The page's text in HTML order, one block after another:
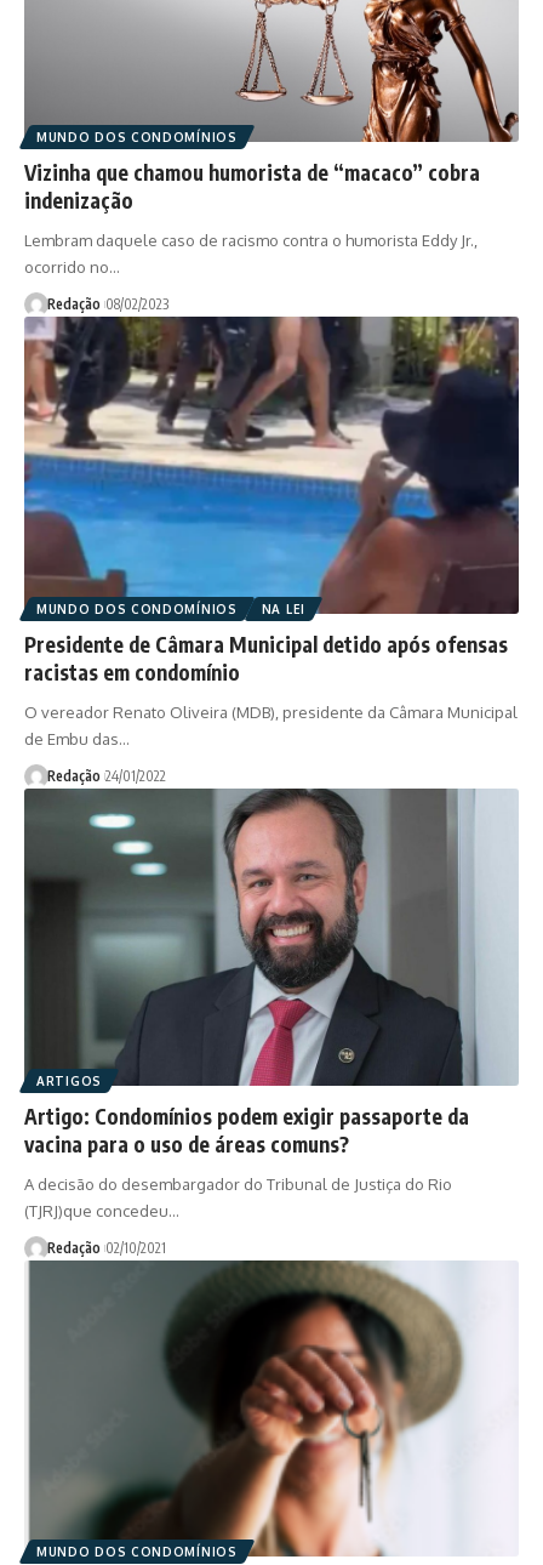
MUNDO DOS CONDOMÍNIOS
Vizinha que chamou humorista de “macaco” cobra
indenização
Lembram daquele caso de racismo contra o humorista Eddy Jr.,
ocorrido no…
Redação 08/02/2023
MUNDO DOS CONDOMÍNIOS NA LEI
Presidente de Câmara Municipal detido após ofensas
racistas em condomínio
O vereador Renato Oliveira (MDB), presidente da Câmara Municipal
de Embu das…
Redação 24/01/2022
ARTIGOS
Artigo: Condomínios podem exigir passaporte da
vacina para o uso de áreas comuns?
A decisão do desembargador do Tribunal de Justiça do Rio
(TJRJ)que concedeu…
Redação 02/10/2021
MUNDO DOS CONDOMÍNIOS